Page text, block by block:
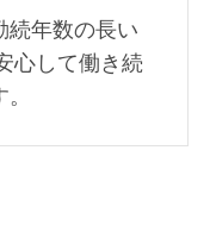
続年数の長い
心して働き続